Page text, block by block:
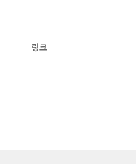
링크